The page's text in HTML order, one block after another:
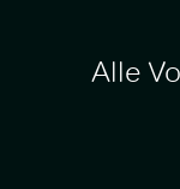
Alle